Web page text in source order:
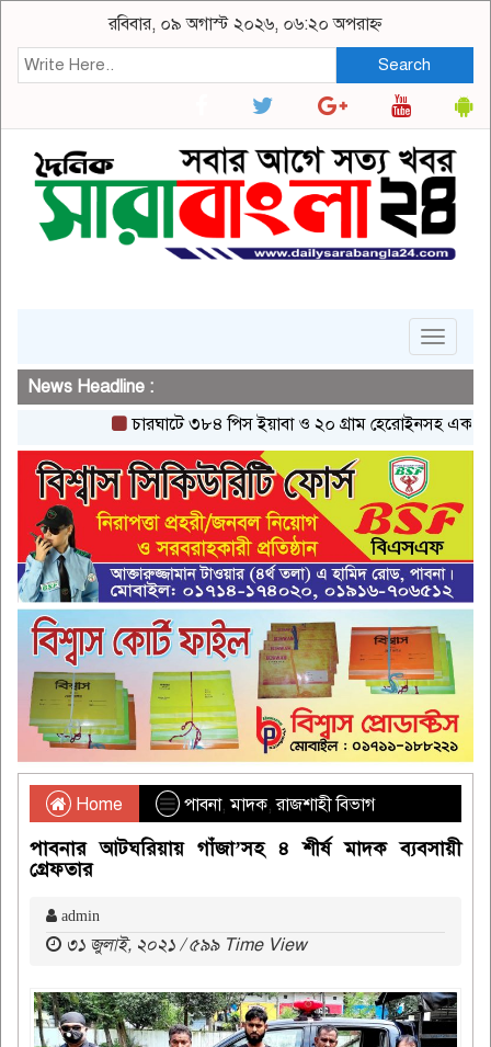
রবিবার, ০৯ অগাস্ট ২০২৬, ০৬:২০ অপরাহ্ন
Search
Toggle
News Headline :
চারঘাটে ৩৮৪ পিস ইয়াবা ও ২০ গ্রাম হেরোইনসহ একজন
Home পাবনা,মাদক,রাজশাহী বিভাগ
পাবনার আটঘরিয়ায় গাঁজা’সহ ৪ শীর্ষ মাদক ব্যবসায়ী
গ্রেফতার
admin
৩১ জুলাই, ২০২১ / ৫৯৯ Time View